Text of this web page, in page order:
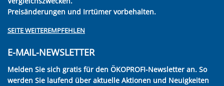
Preisänderungen und Irrtümer vorbehalten.
SEITE WEITEREMPFEHLEN
E-MAIL-NEWSLETTER
Melden Sie sich gratis für den ÖKOPROFI-Newsletter an. So
werden Sie laufend über aktuelle Aktionen und Neuigkeiten